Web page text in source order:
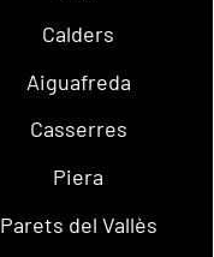
Calders
Aiguafreda
Casserres
Piera
Parets del Vallès